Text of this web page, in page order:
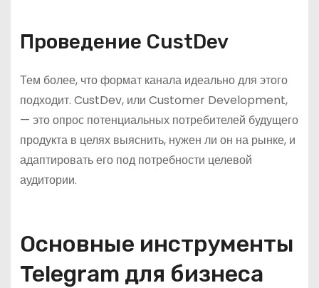
Проведение CustDev
Тем более, что формат канала идеально для этого
подходит. CustDev, или Customer Development,
— это опрос потенциальных потребителей будущего
продукта в целях выяснить, нужен ли он на рынке, и
адаптировать его под потребности целевой
аудитории.
Основные инструменты
Telegram для бизнеса